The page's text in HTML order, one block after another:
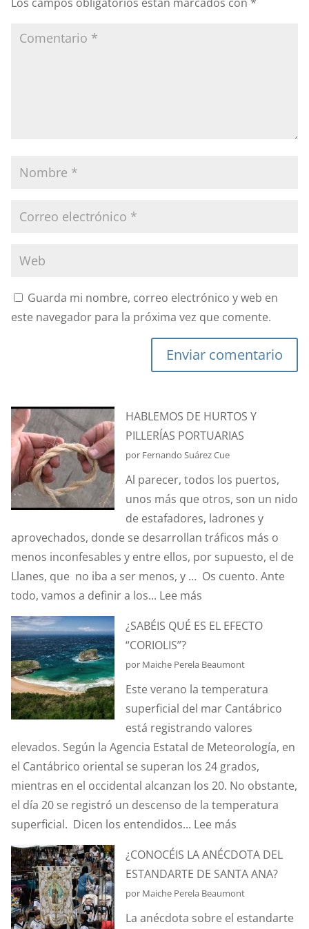
Guarda mi nombre, correo electrónico y web en
este navegador para la próxima vez que comente.
Enviar comentario
HABLEMOS DE HURTOS Y
PILLERÍAS PORTUARIAS
por Fernando Suárez Cue
Al parecer, todos los puertos,
unos más que otros, son un nido
de estafadores, ladrones y
aprovechados, donde se desarrollan tráficos más o
menos inconfesables y entre ellos, por supuesto, el de
Llanes, que no iba a ser menos, y … Os cuento. Ante
todo, vamos a definir a los... Lee más:
DE
Y
PILLERÍAS
PORTUARIAS
¿SABÉIS QUÉ ES EL EFECTO
“CORIOLIS”?
por Maiche Perela Beaumont
Este verano la temperatura
superficial del mar Cantábrico
está registrando valores
elevados. Según la Agencia Estatal de Meteorología, en
el Cantábrico oriental se superan los 24 grados,
mientras en el occidental alcanzan los 20. No obstante,
el día 20 se registró un descenso de la temperatura
superficial. Dicen los entendidos... Lee más:
QUÉ
ES
EL
EFECTO
¿CONOCÉIS LA ANÉCDOTA DEL
ESTANDARTE DE SANTA ANA?
por Maiche Perela Beaumont
La anécdota sobre el estandarte